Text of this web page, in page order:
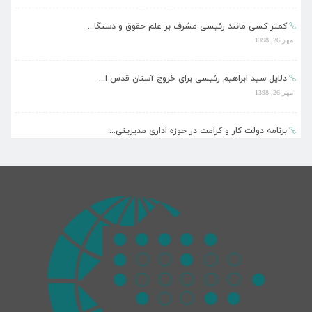
کمتر کسی مانند رئیسی مشرف بر علم حقوق و دستگا...
مهر 26, 1398
دلایل سید ابراهیم رئیسی برای خروج آستان قدس ا...
مهر 26, 1398
برنامه دولت کار و کرامت در حوزه اداری مدیریتی...